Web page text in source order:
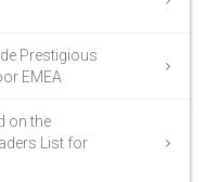
Prestigious
EMEA
on the
List for